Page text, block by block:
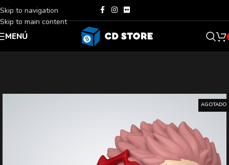
Skip to navigation
Skip to main content
MENÚ
AGOTADO